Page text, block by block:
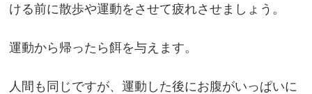
ける前に散歩や運動をさせて疲れさせましょう。
運動から帰ったら餌を与えます。
人間も同じですが、運動した後にお腹がいっぱいに